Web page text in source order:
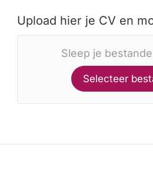
Upload hier je CV en
Sleep je
Selecteer